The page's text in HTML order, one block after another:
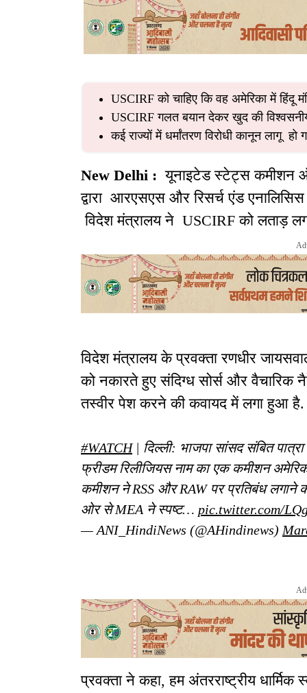
USCIRF को चाहिए कि वह अमेरिका में हिंदू
USCIRF गलत बयान देकर खुद की
कई राज्यों में धर्मांतरण विरोधी कानून लागू हो
New Delhi :यूनाइटेड स्टेट्स कमीशन
द्वारा आरएसएस और रिसर्च एंड
विदेश मंत्रालय ने USCIRF को लताड़
विदेश मंत्रालय के प्रवक्ता रणधीर
को नकारते हुए संदिग्ध सोर्स और वैचारिक
तस्वीर पेश करने की कवायद में लगा हुआ
#WATCH| दिल्ली: भाजपा सांसद संबित
फ्रीडम रिलीजियस नाम का एक कमीशन
कमीशन ने RSS और RAW पर प्रतिबंध लगाने
ओर से MEA ने स्पष्ट… pic.twitter.com/
— ANI_HindiNews (@AHindinews)
प्रवक्ता ने कहा, हम अंतरराष्ट्रीय